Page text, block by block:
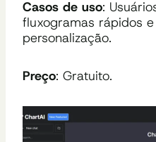
Casos de uso:
fluxogramas rápidos
personalização.
Preço: Gratuito.